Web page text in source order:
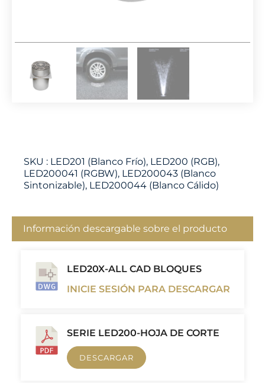
SKU : LED201 (Blanco Frío), LED200 (RGB),
LED200041 (RGBW), LED200043 (Blanco
Sintonizable), LED200044 (Blanco Cálido)
Información descargable sobre el producto
LED20X-ALL CAD BLOQUES
INICIE SESIÓN PARA DESCARGAR
SERIE LED200-HOJA DE CORTE
DESCARGAR